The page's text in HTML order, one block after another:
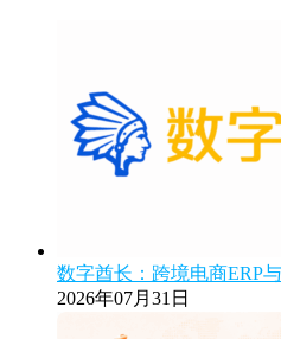
数字酋长：跨境电商ERP
2026年07月31日